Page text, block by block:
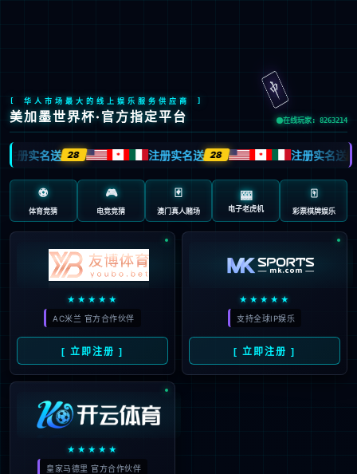
今年会文化
践行“通”的哲学，以人为本，诚信通达；
立天人合一之德，行大健康之道。
了解更多>